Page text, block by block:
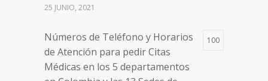
de Cirujanos
25 JUNIO, 2021
Números de Teléfono y Horarios
de Atención para pedir Citas
Médicas en los 5 departamentos
100